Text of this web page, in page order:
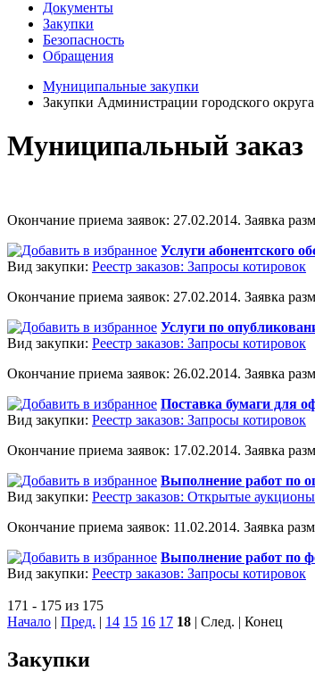
Документы
Закупки
Безопасность
Обращения
Муниципальные закупки
Закупки Администрации городского
Муниципальный заказ
Окончание приема заявок: 27.02.2014. Заявка
Услуги абонентского
Вид закупки: Реестр заказов: Запросы котировок
Окончание приема заявок: 27.02.2014. Заявка
Услуги по
Вид закупки: Реестр заказов: Запросы котировок
Окончание приема заявок: 26.02.2014. Заявка
Поставка бумаги для
Вид закупки: Реестр заказов: Запросы котировок
Окончание приема заявок: 17.02.2014. Заявка
Выполнение работ по
Вид закупки: Реестр заказов: Открытые аукционы
Окончание приема заявок: 11.02.2014. Заявка
Выполнение работ по
Вид закупки: Реестр заказов: Запросы котировок
171 - 175 из 175
Начало | Пред. | 14 15 16 17 18 | След. | Конец
Закупки